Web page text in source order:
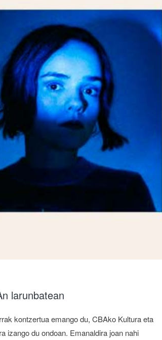
larunbatean
kontzertua emango du, CBAko Kultura eta
izango du ondoan. Emanaldira joan nahi